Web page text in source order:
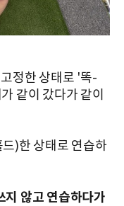
정한 상태로 '똑-
같이 갔다가 같이
)한 상태로 연습하
않고 연습하다가